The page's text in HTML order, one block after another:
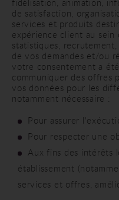
fidélisation, animation,
de satisfaction,
services et produits
expérience client au
statistiques,
de vos demandes et/ou
votre consentement a
communiquer des offres
vos données pour les
notamment nécessaire :
Pour assurer
Pour respecter une
Aux fins des intérêts
établissement
services et offres,